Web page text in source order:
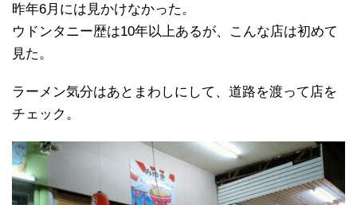
昨年6月には見かけなかった。
ウドンタニー歴は10年以上あるが、こんな店は初めて
見た。
ラーメン気分はあとまわしにして、道路を渡って店を
チェック。